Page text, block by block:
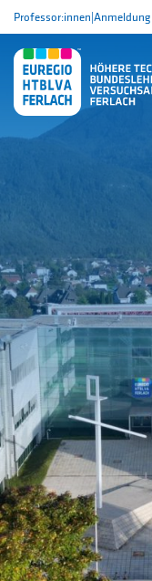
Professor:innen|Anmeldung